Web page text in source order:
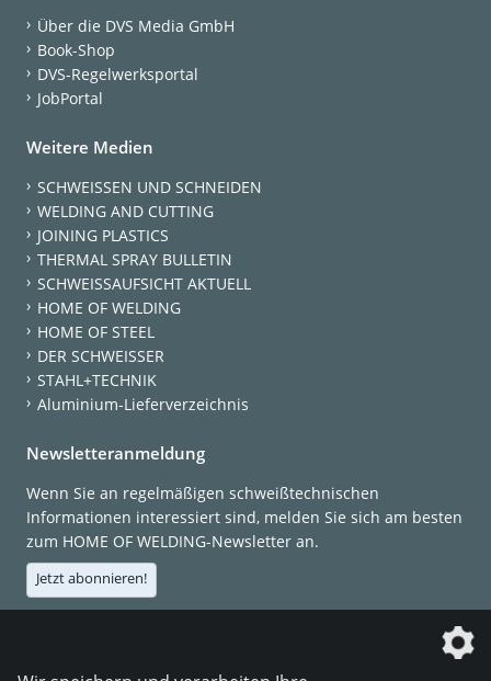
Über die DVS Media GmbH
Book-Shop
DVS-Regelwerksportal
JobPortal
Weitere Medien
SCHWEISSEN UND SCHNEIDEN
WELDING AND CUTTING
JOINING PLASTICS
THERMAL SPRAY BULLETIN
SCHWEISSAUFSICHT AKTUELL
HOME OF WELDING
HOME OF STEEL
DER SCHWEISSER
STAHL+TECHNIK
Aluminium-Lieferverzeichnis
Newsletteranmeldung
Wenn Sie an regelmäßigen schweißtechnischen
Informationen interessiert sind, melden Sie sich am besten
zum HOME OF WELDING-Newsletter an.
Jetzt abonnieren!
Die DVS Media GmbH ist ein Unternehmen der